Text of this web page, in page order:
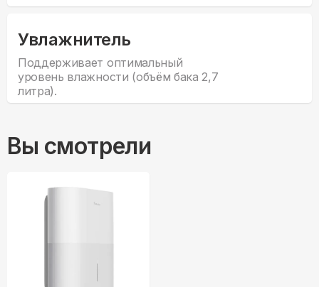
Увлажнитель
Поддерживает оптимальный
уровень влажности (объём бака 2,7
литра).
Вы смотрели